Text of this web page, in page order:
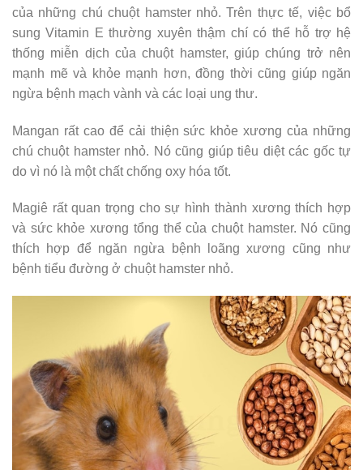
của những chú chuột hamster nhỏ. Trên thực tế, việc bổ
sung Vitamin E thường xuyên thậm chí có thể hỗ trợ hệ
thống miễn dịch của chuột hamster, giúp chúng trở nên
mạnh mẽ và khỏe mạnh hơn, đồng thời cũng giúp ngăn
ngừa bệnh mạch vành và các loại ung thư.
Mangan rất cao để cải thiện sức khỏe xương của những
chú chuột hamster nhỏ. Nó cũng giúp tiêu diệt các gốc tự
do vì nó là một chất chống oxy hóa tốt.
Magiê rất quan trọng cho sự hình thành xương thích hợp
và sức khỏe xương tổng thể của chuột hamster. Nó cũng
thích hợp để ngăn ngừa bệnh loãng xương cũng như
bệnh tiểu đường ở chuột hamster nhỏ.